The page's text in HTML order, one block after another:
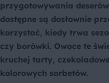
przygotowywania
dostępne są dosłownie
korzystać, kiedy trwa
czy borówki. Owoce te
kruchej tarty,
kolorowych sorbetów.